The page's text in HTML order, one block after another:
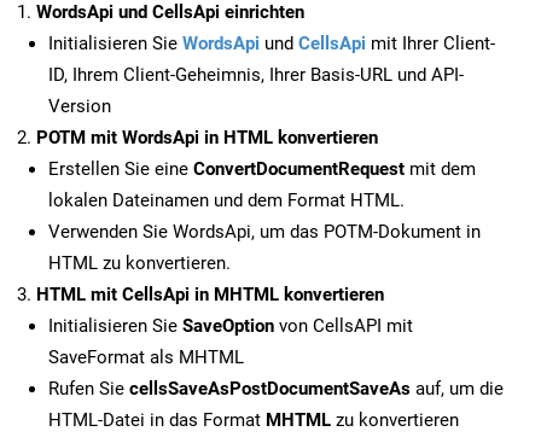
WordsApi und CellsApi einrichten
Initialisieren Sie WordsApi und CellsApi mit Ihrer Client-
ID, Ihrem Client-Geheimnis, Ihrer Basis-URL und API-
Version
POTM mit WordsApi in HTML konvertieren
Erstellen Sie eine ConvertDocumentRequest mit dem
lokalen Dateinamen und dem Format HTML.
Verwenden Sie WordsApi, um das POTM-Dokument in
HTML zu konvertieren.
HTML mit CellsApi in MHTML konvertieren
Initialisieren Sie SaveOption von CellsAPI mit
SaveFormat als MHTML
Rufen Sie cellsSaveAsPostDocumentSaveAs auf, um die
HTML-Datei in das Format MHTML zu konvertieren